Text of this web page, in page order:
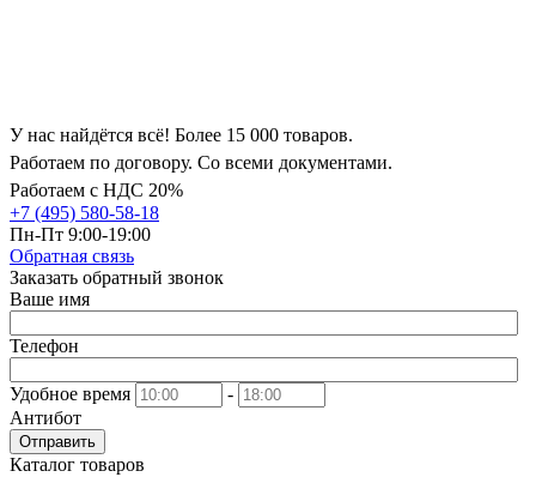
У нас найдётся всё! Более 15 000 товаров.
Работаем по договору. Со всеми документами.
Работаем с НДС 20%
+7 (495) 580-58-18
Пн-Пт 9:00-19:00
Обратная связь
Заказать обратный звонок
Ваше имя
Телефон
Удобное время
-
Антибот
Отправить
Каталог товаров